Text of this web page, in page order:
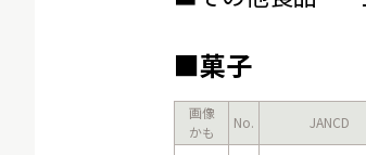
■菓子
画像
かも
No. JANCD